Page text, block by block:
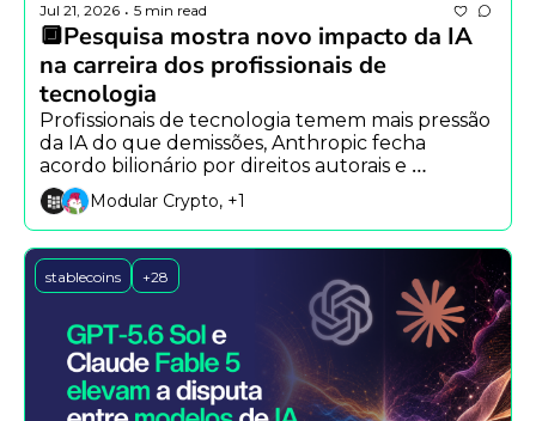
Jul 21, 2026 • 5 min read
🔲Pesquisa mostra novo impacto da IA
na carreira dos profissionais de
tecnologia
Profissionais de tecnologia temem mais pressão
da IA do que demissões, Anthropic fecha
acordo bilionário por direitos autorais e
Robinhood libera agentes de IA para
investimentos.
Modular Crypto, +1
stablecoins +28